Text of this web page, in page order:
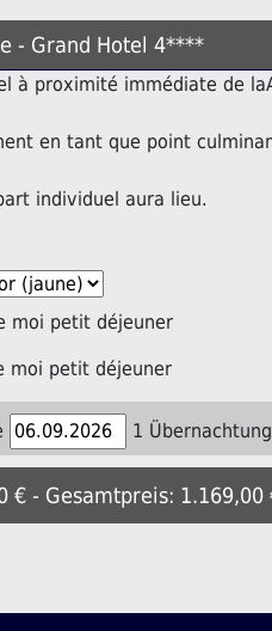
- Grand Hotel 4****
à proximité immédiate de
en tant que point
individuel aura lieu.
moi petit déjeuner
moi petit déjeuner
1 Übernachtung
€ - Gesamtpreis: 1.169,00